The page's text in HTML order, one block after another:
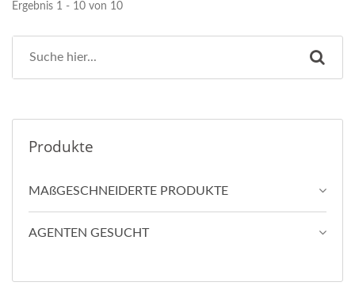
Ergebnis 1 - 10 von 10
Produkte
MAßGESCHNEIDERTE PRODUKTE
AGENTEN GESUCHT